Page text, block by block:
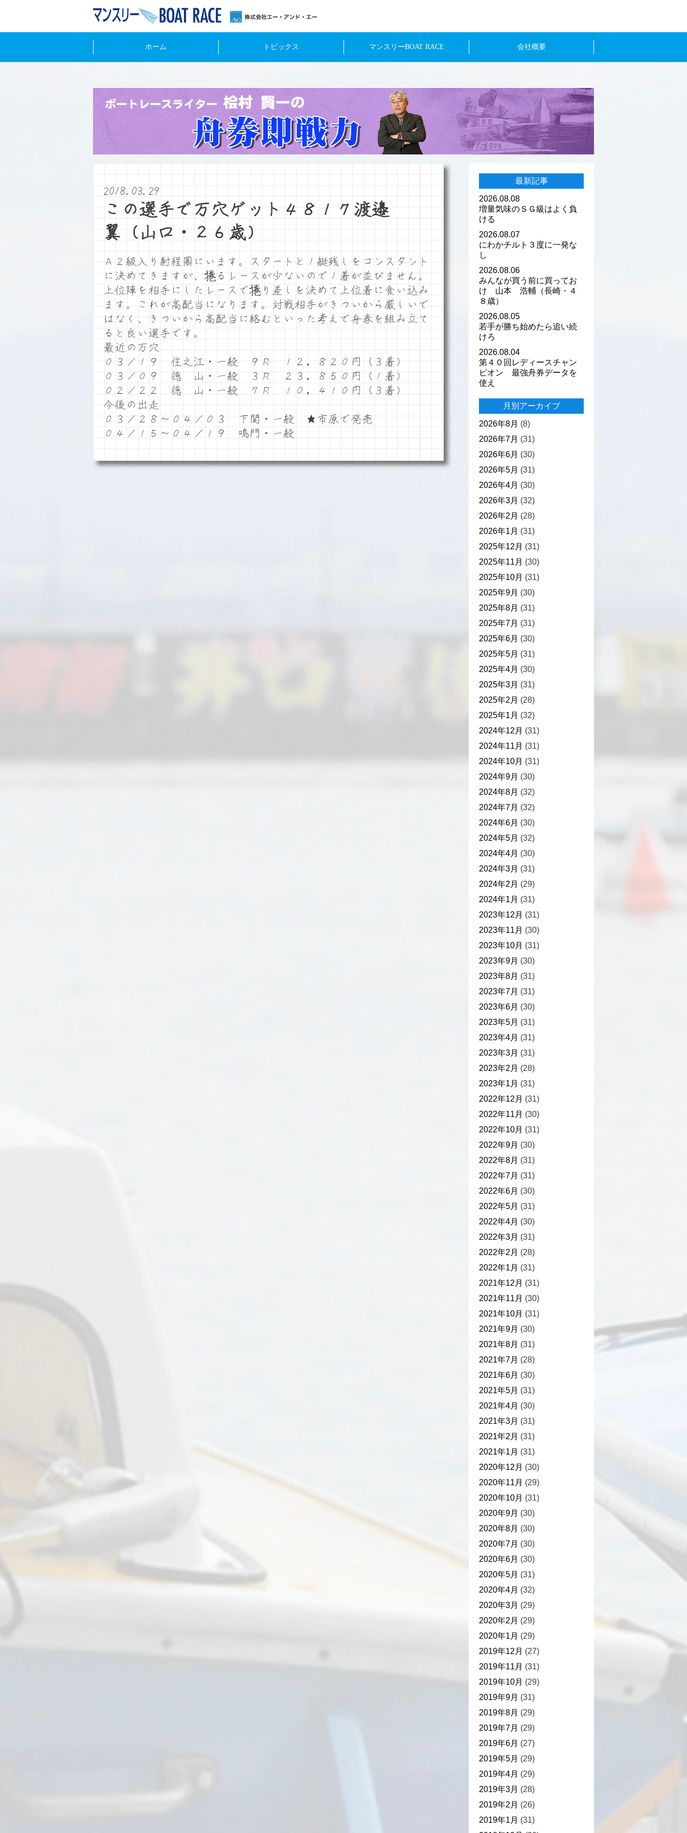
ホーム トピックス マンスリーBOAT RACE 会社概要
2018.03.29
この選手で万穴ゲット４８１７渡邉
翼（山口・２６歳）
Ａ２級入り射程圏にいます。スタートと１艇残しをコンスタント
に決めてきますが、捲るレースが少ないので１着が並びません。
上位陣を相手にしたレースで捲り差しを決めて上位着に食い込み
ます。これが高配当になります。対戦相手がきついから厳しいで
はなく、きついから高配当に絡むといった考えで舟券を組み立て
ると良い選手です。
最近の万穴
０３／１９ 住之江・一般 ９Ｒ １２，８２０円（３着）
０３／０９ 徳 山・一般 ３Ｒ ２３，８５０円（１着）
０２／２２ 徳 山・一般 ７Ｒ １０，４１０円（３着）
今後の出走
０３／２８～０４／０３ 下関・一般 ★市原で発売
０４／１５～０４／１９ 鳴門・一般
最新記事
2026.08.08
増量気味のＳＧ級はよく負
ける
2026.08.07
にわかチルト３度に一発な
し
2026.08.06
みんなが買う前に買ってお
け 山本 浩輔（長崎・４
８歳）
2026.08.05
若手が勝ち始めたら追い続
けろ
2026.08.04
第４０回レディースチャン
ピオン 最強舟券データを
使え
月別アーカイブ
2026年8月 (8)
2026年7月 (31)
2026年6月 (30)
2026年5月 (31)
2026年4月 (30)
2026年3月 (32)
2026年2月 (28)
2026年1月 (31)
2025年12月 (31)
2025年11月 (30)
2025年10月 (31)
2025年9月 (30)
2025年8月 (31)
2025年7月 (31)
2025年6月 (30)
2025年5月 (31)
2025年4月 (30)
2025年3月 (31)
2025年2月 (28)
2025年1月 (32)
2024年12月 (31)
2024年11月 (31)
2024年10月 (31)
2024年9月 (30)
2024年8月 (32)
2024年7月 (32)
2024年6月 (30)
2024年5月 (32)
2024年4月 (30)
2024年3月 (31)
2024年2月 (29)
2024年1月 (31)
2023年12月 (31)
2023年11月 (30)
2023年10月 (31)
2023年9月 (30)
2023年8月 (31)
2023年7月 (31)
2023年6月 (30)
2023年5月 (31)
2023年4月 (31)
2023年3月 (31)
2023年2月 (28)
2023年1月 (31)
2022年12月 (31)
2022年11月 (30)
2022年10月 (31)
2022年9月 (30)
2022年8月 (31)
2022年7月 (31)
2022年6月 (30)
2022年5月 (31)
2022年4月 (30)
2022年3月 (31)
2022年2月 (28)
2022年1月 (31)
2021年12月 (31)
2021年11月 (30)
2021年10月 (31)
2021年9月 (30)
2021年8月 (31)
2021年7月 (28)
2021年6月 (30)
2021年5月 (31)
2021年4月 (30)
2021年3月 (31)
2021年2月 (31)
2021年1月 (31)
2020年12月 (30)
2020年11月 (29)
2020年10月 (31)
2020年9月 (30)
2020年8月 (30)
2020年7月 (30)
2020年6月 (30)
2020年5月 (31)
2020年4月 (32)
2020年3月 (29)
2020年2月 (29)
2020年1月 (29)
2019年12月 (27)
2019年11月 (31)
2019年10月 (29)
2019年9月 (31)
2019年8月 (29)
2019年7月 (29)
2019年6月 (27)
2019年5月 (29)
2019年4月 (29)
2019年3月 (28)
2019年2月 (26)
2019年1月 (31)